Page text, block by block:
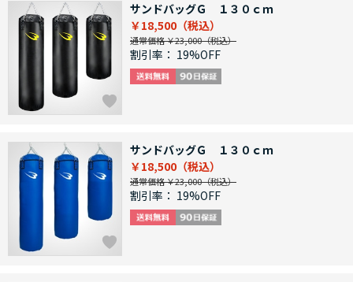
サンドバッグＧ １３０ｃｍ
￥18,500
通常価格 ￥23,000
割引率： 19%OFF
サンドバッグＧ １３０ｃｍ
￥18,500
通常価格 ￥23,000
割引率： 19%OFF